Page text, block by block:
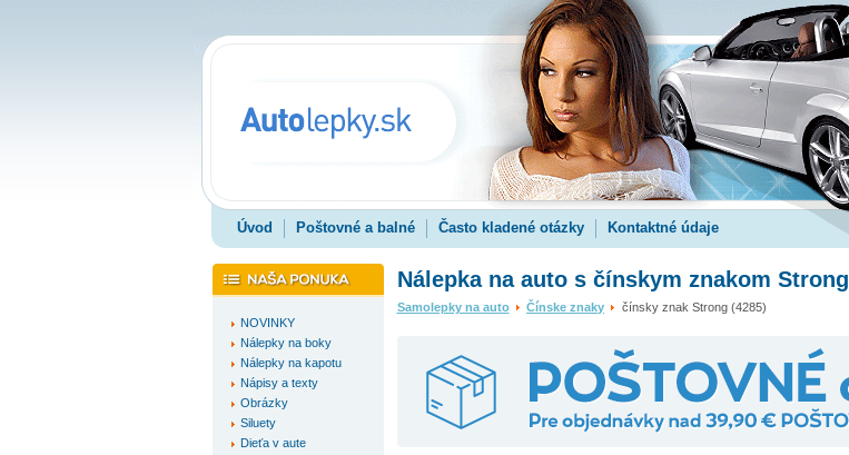
Úvod Poštovné a balné Často kladené otázky Kontaktné údaje
NOVINKY
Nálepky na boky
Nálepky na kapotu
Nápisy a texty
Obrázky
Siluety
Dieťa v aute
Nálepka na auto s čínskym znakom Strong
Samolepky na auto Čínske znaky čínsky znak Strong (4285)